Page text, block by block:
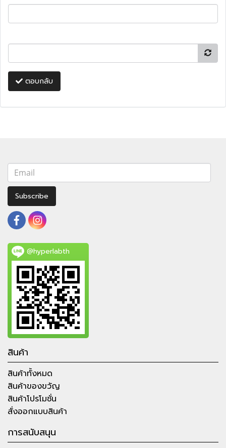
ตอบกลับ
Subscribe
@hyperlabth
สินค้า
สินค้าทั้งหมด
สินค้าของขวัญ
สินค้าโปรโมชั่น
สั่งออกแบบสินค้า
การสนับสนุน